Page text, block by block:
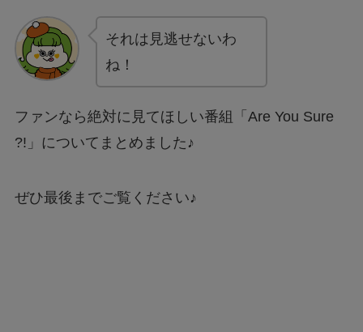
それは見逃せないわ
ね！
ファンなら絶対に見てほしい番組「Are You Sure
?!」についてまとめました♪
ぜひ最後までご覧ください♪